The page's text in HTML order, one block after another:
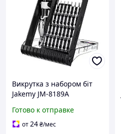
Викрутка з набором біт
Jakemy JM-8189A
Готово к отправке
от24₴/мес